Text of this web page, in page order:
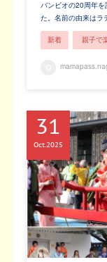
バンビオの20周年
た。名前の由来はラ
新着 親子で
31
Oct2025